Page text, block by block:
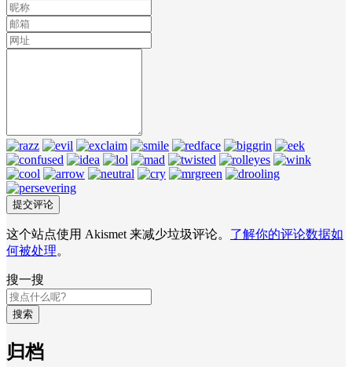
这个站点使用 Akismet 来减少垃圾评论。 了解你的评论数据如
何被处理。
搜一搜
搜索
归档